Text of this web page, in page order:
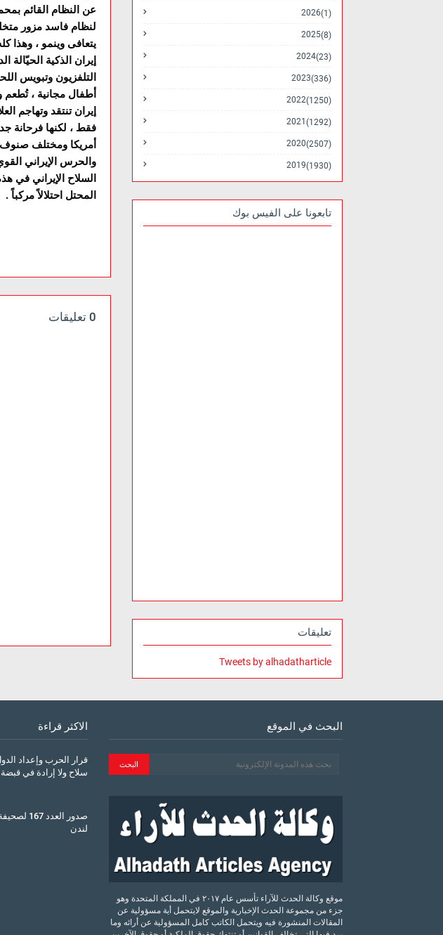
عن النظام القائم
لنظام فاسد مزور
يتعافى وينمو ، وهذا
إيران الذكية
التلفزيون وتبويس
أطفال مجانية ، تُطعم
إيران تنتقد وتهاجم
فقط ، لكنها فرحانة
أمريكا ومختلف صنوف
والحرس الإيراني
السلاح الإيراني
المحتل احتلالاً مركباً .
0 تعليقات
2026 (1)
2025 (8)
2024 (23)
2023 (336)
2022 (1250)
2021 (1292)
2020 (2507)
2019 (1930)
تابعونا على الفيس بوك
تعليقات
Tweets by alhadatharticle
البحث في الموقع
موقع وكالة الحدث للآراء تأسس عام ٢٠١٧ في المملكة المتحدة وهو
جزء من مجموعة الحدث الإخبارية والموقع لايتحمل أية مسؤولية عن
المقالات المنشورة فيه ويتحمل الكاتب كامل المسؤولية عن أرائه وما
الاكثر قراءة
قرار الحرب وإعداد
سلاح ولا إرادة في
صدور
لندن